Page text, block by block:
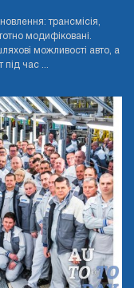
трансмісія,
модифіковані.
можливості авто, а
час ...